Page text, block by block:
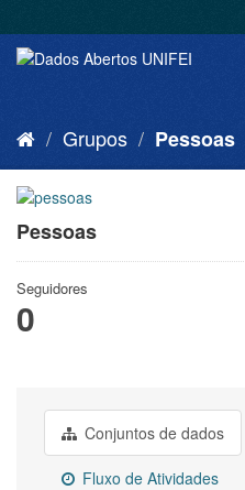
Grupos Pessoas
Pessoas
Seguidores
0
Conjuntos de dados
Fluxo de Atividades